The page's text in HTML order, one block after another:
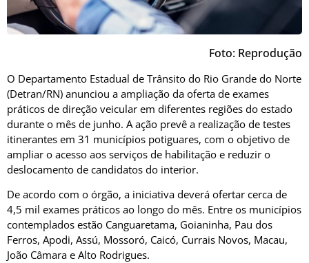
Foto: Reprodução
O Departamento Estadual de Trânsito do Rio Grande do Norte
(Detran/RN) anunciou a ampliação da oferta de exames
práticos de direção veicular em diferentes regiões do estado
durante o mês de junho. A ação prevê a realização de testes
itinerantes em 31 municípios potiguares, com o objetivo de
ampliar o acesso aos serviços de habilitação e reduzir o
deslocamento de candidatos do interior.
De acordo com o órgão, a iniciativa deverá ofertar cerca de
4,5 mil exames práticos ao longo do mês. Entre os municípios
contemplados estão Canguaretama, Goianinha, Pau dos
Ferros, Apodi, Assú, Mossoró, Caicó, Currais Novos, Macau,
João Câmara e Alto Rodrigues.